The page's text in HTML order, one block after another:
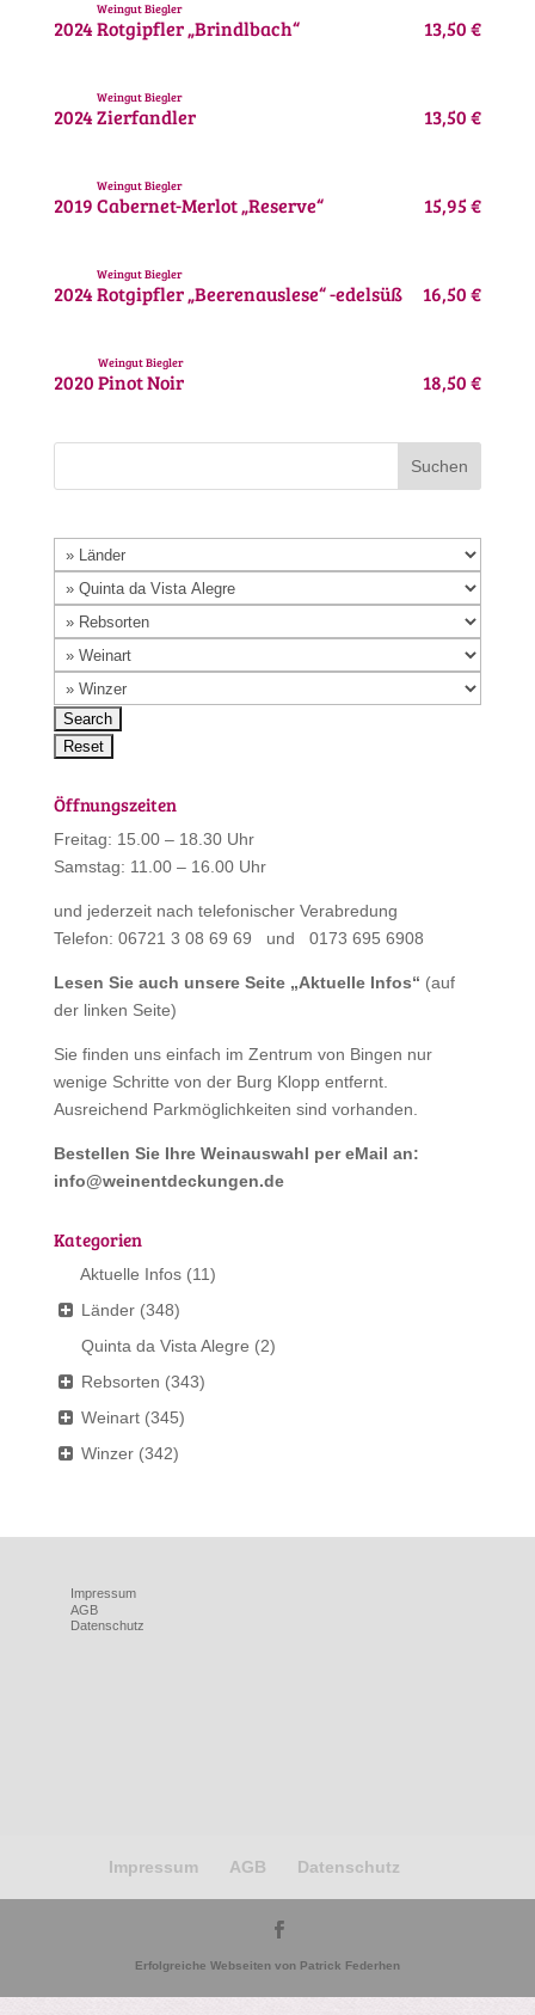
2024
Weingut Biegler
Rotgipfler „Brindlbach“ 13,50 €
2024
Weingut Biegler
Zierfandler 13,50 €
2019
Weingut Biegler
Cabernet-Merlot „Reserve“ 15,95 €
2024
Weingut Biegler
Rotgipfler „Beerenauslese“ -edelsüß 16,50 €
2020
Weingut Biegler
Pinot Noir 18,50 €
Öffnungszeiten
Freitag: 15.00 – 18.30 Uhr
Samstag: 11.00 – 16.00 Uhr
und jederzeit nach telefonischer Verabredung
Telefon: 06721 3 08 69 69 und 0173 695 6908
Lesen Sie auch unsere Seite „Aktuelle Infos“ (auf
der linken Seite)
Sie finden uns einfach im Zentrum von Bingen nur
wenige Schritte von der Burg Klopp entfernt.
Ausreichend Parkmöglichkeiten sind vorhanden.
Bestellen Sie Ihre Weinauswahl per eMail an:
info@weinentdeckungen.de
Kategorien
Aktuelle Infos (11)
Länder (348)
Quinta da Vista Alegre (2)
Rebsorten (343)
Weinart (345)
Winzer (342)
Impressum
AGB
Datenschutz
Impressum AGB Datenschutz
Erfolgreiche Webseiten von Patrick Federhen